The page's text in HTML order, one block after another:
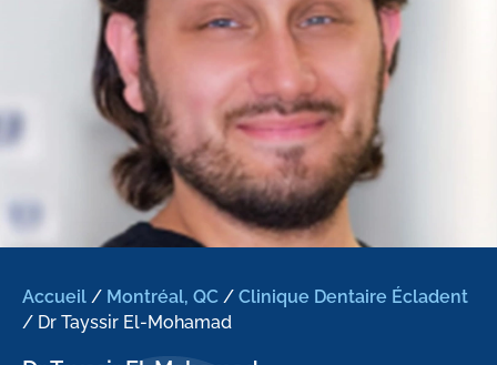
Accueil / Montréal, QC / Clinique Dentaire Écladent
/ Dr Tayssir El-Mohamad